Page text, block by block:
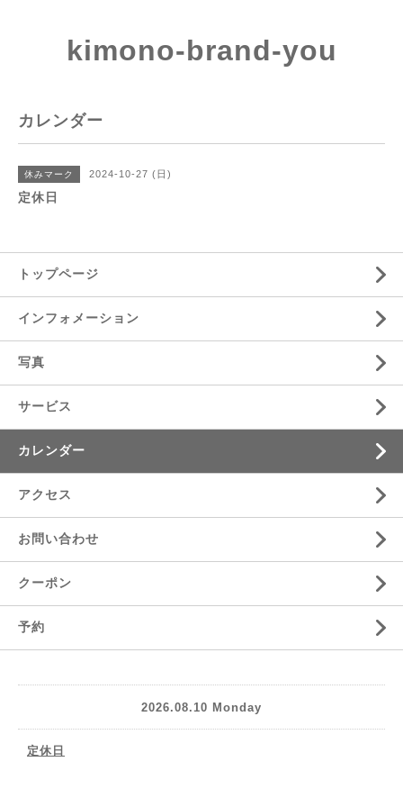
kimono-brand-you
カレンダー
休みマーク 2024-10-27 (日)
定休日
トップページ
インフォメーション
写真
サービス
カレンダー
アクセス
お問い合わせ
クーポン
予約
2026.08.10 Monday
定休日